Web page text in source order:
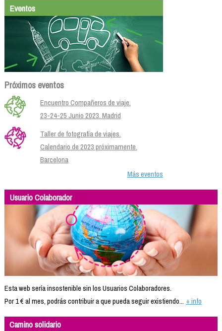
Eventos
Próximos eventos
Encuentro Compañeros de viaje.
23-24-25 Junio 2023. Madrid
Taller de fotografía de viajes.
Calendario de 2023 próximamente.
Barcelona
Más eventos
Usuario Colaborador
Esta web sería insostenible sin los Usuarios Colaboradores.
Por 1 € al mes, podrás contribuir a que pueda seguir existiendo... + info
Camino solidario